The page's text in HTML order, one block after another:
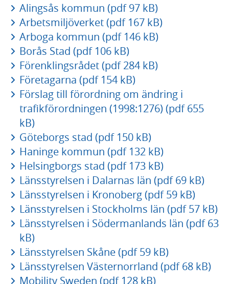
Alingsås kommun (pdf 97 kB)
Arbetsmiljöverket (pdf 167 kB)
Arboga kommun (pdf 146 kB)
Borås Stad (pdf 106 kB)
Förenklingsrådet (pdf 284 kB)
Företagarna (pdf 154 kB)
Förslag till förordning om ändring i
trafikförordningen (1998:1276) (pdf 655
kB)
Göteborgs stad (pdf 150 kB)
Haninge kommun (pdf 132 kB)
Helsingborgs stad (pdf 173 kB)
Länsstyrelsen i Dalarnas län (pdf 69 kB)
Länsstyrelsen i Kronoberg (pdf 59 kB)
Länsstyrelsen i Stockholms län (pdf 57 kB)
Länsstyrelsen i Södermanlands län (pdf 63
kB)
Länsstyrelsen Skåne (pdf 59 kB)
Länsstyrelsen Västernorrland (pdf 68 kB)
Mobility Sweden (pdf 128 kB)